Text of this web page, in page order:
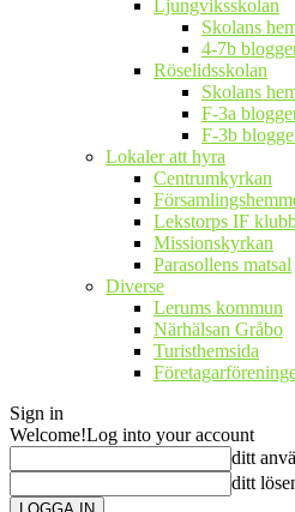
Ljungviksskolan
Skolans
4-7b
Röselidsskolan
Skolans
F-3a
F-3b
Lokaler att hyra
Centrumkyrkan
Lekstorps IF
Missionskyrkan
Parasollens matsal
Diverse
Lerums kommun
Närhälsan Gråbo
Turisthemsida
Sign in
Welcome!Log into your account
ditt
ditt